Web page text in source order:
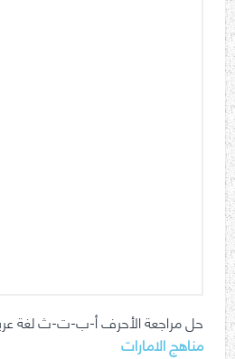
حل مراجعة الأحرف أ-ب-ت-ث لغة
مناهج الامارات